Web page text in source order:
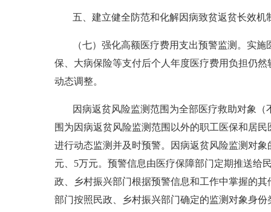
五、建立健全防范和化解因病致贫返贫长效机
（七）强化高额医疗费用支出预警监测。实
保、大病保险等支付后个人年度医疗费用负担仍
动态调整。
因病返贫风险监测范围为全部医疗救助对象
围为因病返贫风险监测范围以外的职工医保和居
进行动态监测并及时预警。因病返贫风险监测对
元、5万元。预警信息由医疗保障部门定期推送给
政、乡村振兴部门根据预警信息和工作中掌握的
部门按照民政、乡村振兴部门确定的监测对象身